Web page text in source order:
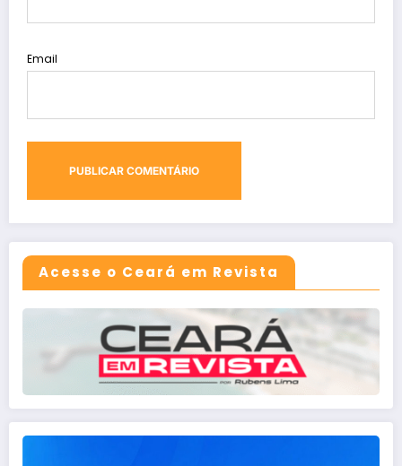
Email
Acesse o Ceará em Revista